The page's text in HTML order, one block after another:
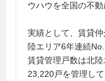
ウハウを全国の不動
実績として、賃貸
陸エリア6年連続
賃貸管理戸数は北
23,220戸を管理して